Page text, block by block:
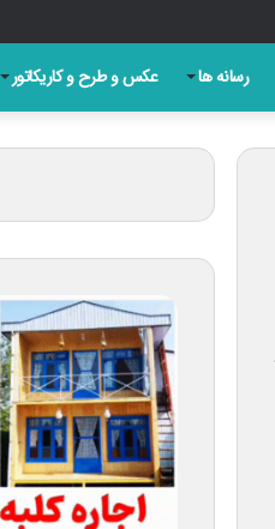
رسانه ها عکس و طرح و کاریکاتور